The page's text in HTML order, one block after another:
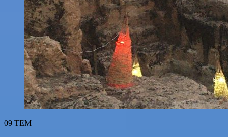
09 TEM